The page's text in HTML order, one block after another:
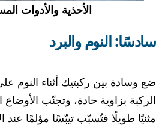
الأحذية والأدوات
سادسًا: النوم والبرد
ضع وسادة بين ركبتيك أثناء النوم
الركبة بزاوية حادة، وتجنّب
مثنيًا طويلًا فتُسبّب تيبّسًا مؤلمًا عند